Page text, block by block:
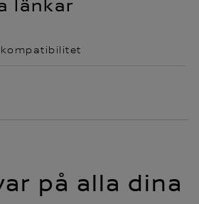
länkar
på alla dina